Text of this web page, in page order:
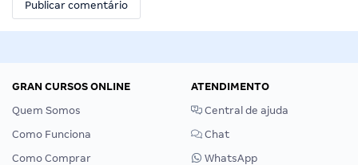
GRAN CURSOS ONLINE
Quem Somos
Como Funciona
Como Comprar
ATENDIMENTO
Central de ajuda
Chat
WhatsApp